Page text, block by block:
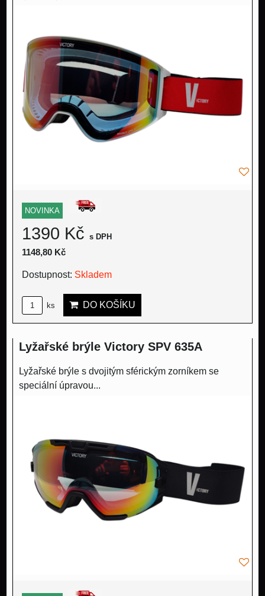
NOVINKA
1390 Kč s DPH
1148,80 Kč
Dostupnost: Skladem
ks DO KOŠÍKU
Lyžařské brýle Victory SPV 635A
Lyžařské brýle s dvojitým sférickým zorníkem se
speciální úpravou...